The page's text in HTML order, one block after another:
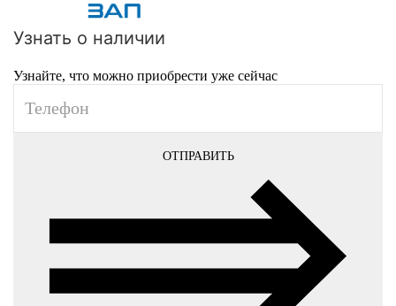
Узнать о наличии
Узнайте, что можно приобрести уже сейчас
ОТПРАВИТЬ